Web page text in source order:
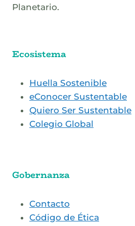
Planetario.
Ecosistema
Huella Sostenible
eConocer Sustentable
Quiero Ser Sustentable
Colegio Global
Gobernanza
Contacto
Código de Ética